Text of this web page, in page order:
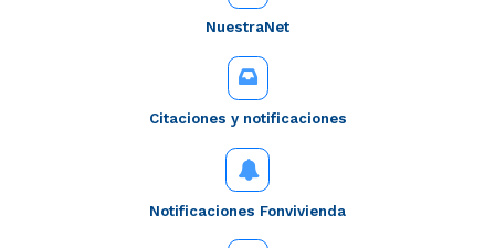
NuestraNet
Citaciones y notificaciones
Notificaciones Fonvivienda